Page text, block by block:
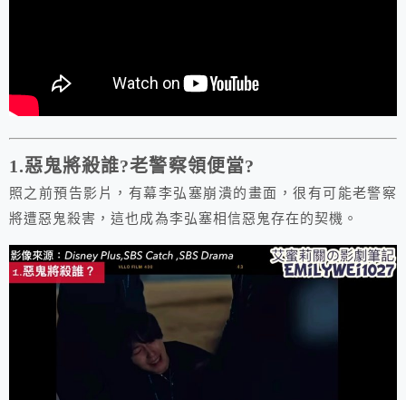
1.惡鬼將殺誰?老警察領便當?
照之前預告影片，有幕李弘塞崩潰的畫面，很有可能老警察
將遭惡鬼殺害，這也成為李弘塞相信惡鬼存在的契機。